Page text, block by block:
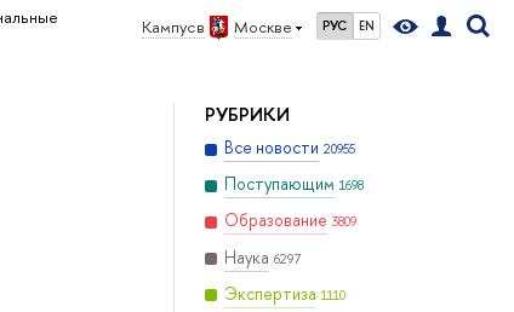
Кампус в Москве РУС EN
РУБРИКИ
Все новости 20955
Поступающим 1698
Образование 3809
Наука 6297
Экспертиза 1110